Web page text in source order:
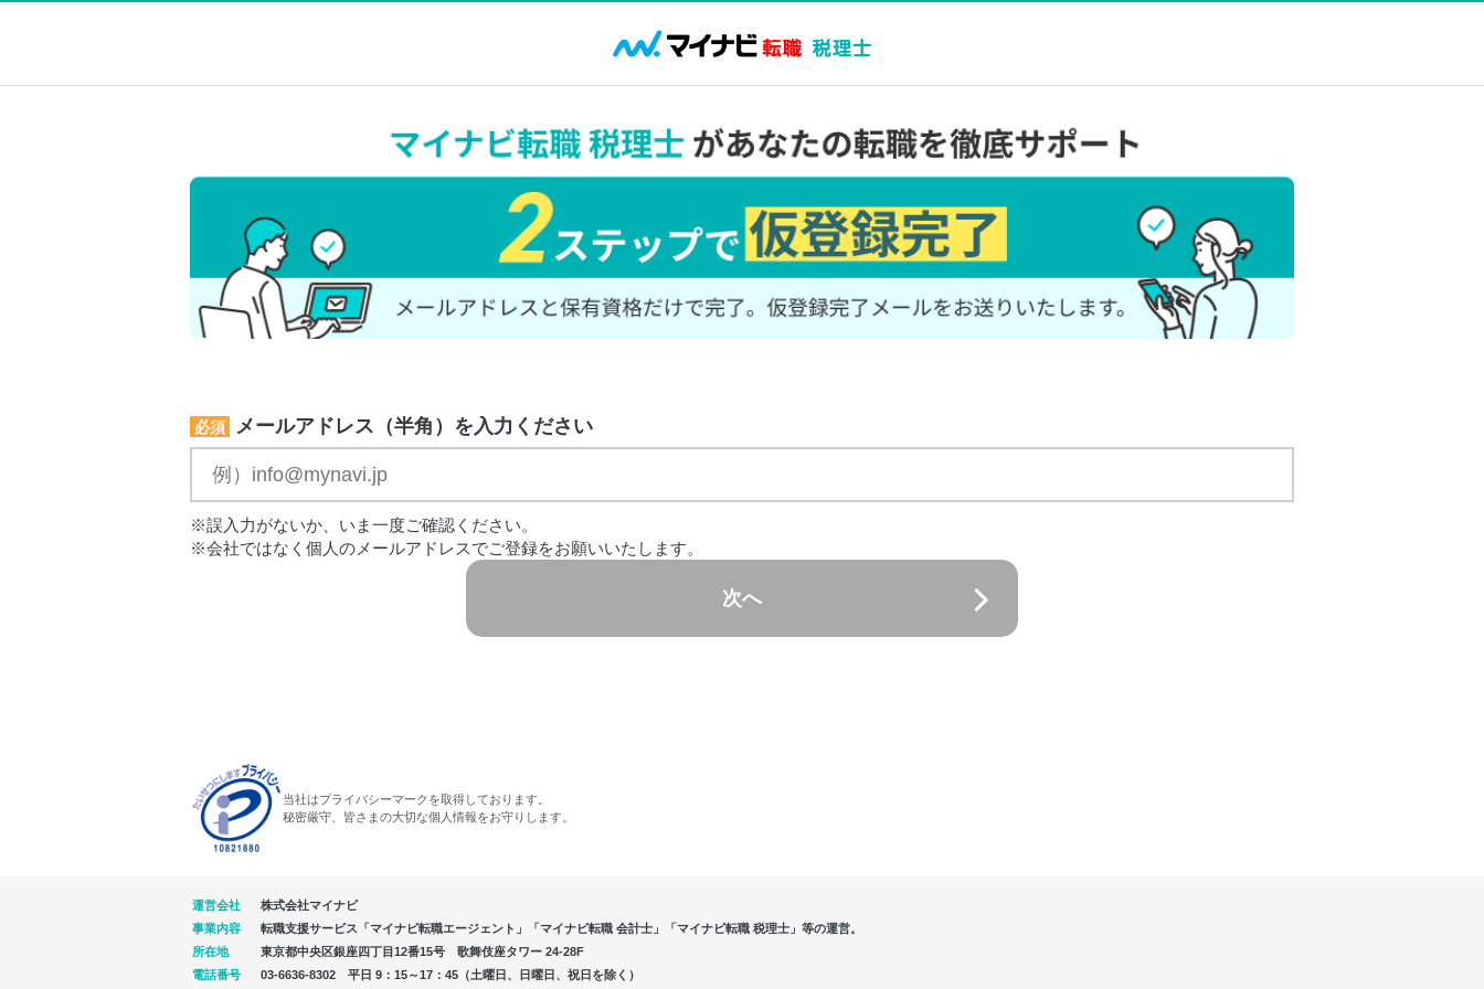
必須 メールアドレス（半角）を入力ください
※誤入力がないか、いま一度ご確認ください。
※会社ではなく個人のメールアドレスでご登録をお願いいたします。
次へ
当社はプライバシーマークを取得しております。
秘密厳守、皆さまの大切な個人情報をお守りします。
運営会社
株式会社マイナビ
事業内容
転職支援サービス「マイナビ転職エージェント」「マイナビ転職 会計士」「マイナビ転職 税理士」等の運営。
所在地
東京都中央区銀座四丁目12番15号 歌舞伎座タワー 24-28F
電話番号
03-6636-8302 平日 9：15～17：45（土曜日、日曜日、祝日を除く）